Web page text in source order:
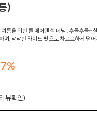
)
름을 위한 쿨 에어텐셀 데님! 후들후들~
며, 낙낙한 와이드 핏으로 차르르하게 떨어